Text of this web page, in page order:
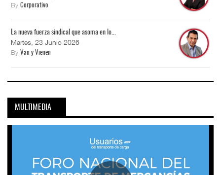
By Corporativo
La nueva fuerza sindical que asoma en lo...
Martes, 23 Junio 2026
By Van y Vienen
MULTIMEDIA